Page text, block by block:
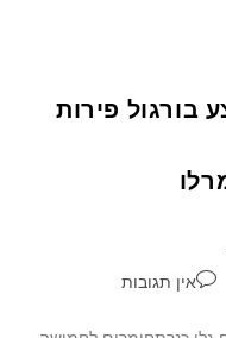
בורגול פירות
אין תגובות